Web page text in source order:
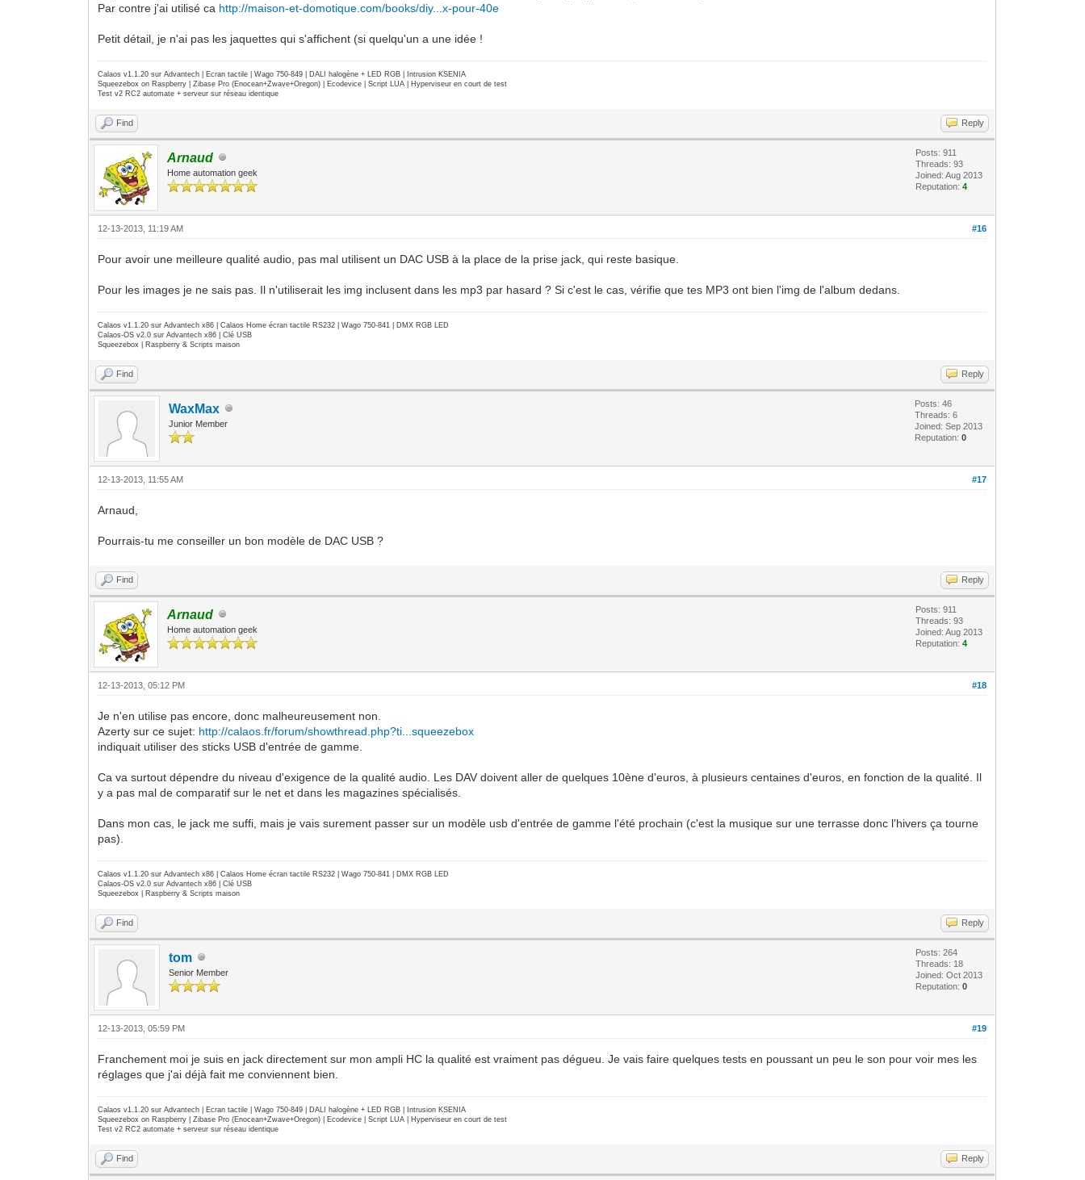
Par contre j'ai utilisé ca http://maison-et-domotique.com/books/diy...x-pour-40e
Petit détail, je n'ai pas les jaquettes qui s'affichent (si quelqu'un a une idée !
Calaos v1.1.20 sur Advantech | Ecran tactile | Wago 750-849 | DALI halogène + LED RGB | Intrusion KSENIA
Squeezebox on Raspberry | Zibase Pro (Enocean+Zwave+Oregon) | Ecodevice | Script LUA | Hyperviseur en court de test
Test v2 RC2 automate + serveur sur réseau identique
Find Reply
Arnaud
Home automation geek
Posts: 911
Threads: 93
Joined: Aug 2013
Reputation:4
#16
12-13-2013, 11:19 AM
Pour avoir une meilleure qualité audio, pas mal utilisent un DAC USB à la place de la prise jack, qui reste basique.
Pour les images je ne sais pas. Il n'utiliserait les img inclusent dans les mp3 par hasard ? Si c'est le cas, vérifie que tes MP3 ont bien l'img de l'album dedans.
Calaos v1.1.20 sur Advantech x86 | Calaos Home écran tactile RS232 | Wago 750-841 | DMX RGB LED
Calaos-OS v2.0 sur Advantech x86 | Clé USB
Squeezebox | Raspberry & Scripts maison
Find Reply
WaxMax
Junior Member
Posts: 46
Threads: 6
Joined: Sep 2013
Reputation:0
#17
12-13-2013, 11:55 AM
Arnaud,
Pourrais-tu me conseiller un bon modèle de DAC USB ?
Find Reply
Arnaud
Home automation geek
Posts: 911
Threads: 93
Joined: Aug 2013
Reputation:4
#18
12-13-2013, 05:12 PM
Je n'en utilise pas encore, donc malheureusement non.
Azerty sur ce sujet: http://calaos.fr/forum/showthread.php?ti...squeezebox
indiquait utiliser des sticks USB d'entrée de gamme.
Ca va surtout dépendre du niveau d'exigence de la qualité audio. Les DAV doivent aller de quelques 10ène d'euros, à plusieurs centaines d'euros, en fonction de la qualité. Il
y a pas mal de comparatif sur le net et dans les magazines spécialisés.
Dans mon cas, le jack me suffi, mais je vais surement passer sur un modèle usb d'entrée de gamme l'été prochain (c'est la musique sur une terrasse donc l'hivers ça tourne
pas).
Calaos v1.1.20 sur Advantech x86 | Calaos Home écran tactile RS232 | Wago 750-841 | DMX RGB LED
Calaos-OS v2.0 sur Advantech x86 | Clé USB
Squeezebox | Raspberry & Scripts maison
Find Reply
tom
Senior Member
Posts: 264
Threads: 18
Joined: Oct 2013
Reputation:0
#19
12-13-2013, 05:59 PM
Franchement moi je suis en jack directement sur mon ampli HC la qualité est vraiment pas dégueu. Je vais faire quelques tests en poussant un peu le son pour voir mes les
réglages que j'ai déjà fait me conviennent bien.
Calaos v1.1.20 sur Advantech | Ecran tactile | Wago 750-849 | DALI halogène + LED RGB | Intrusion KSENIA
Squeezebox on Raspberry | Zibase Pro (Enocean+Zwave+Oregon) | Ecodevice | Script LUA | Hyperviseur en court de test
Test v2 RC2 automate + serveur sur réseau identique
Find Reply